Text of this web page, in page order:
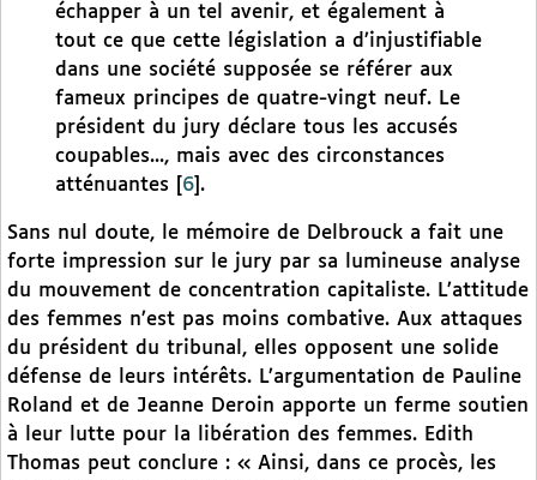
échapper à un tel avenir, et également à
tout ce que cette législation a d’injustifiable
dans une société supposée se référer aux
fameux principes de quatre-vingt neuf. Le
président du jury déclare tous les accusés
coupables..., mais avec des circonstances
atténuantes
6 .
Sans nul doute, le mémoire de Delbrouck a fait une
forte impression sur le jury par sa lumineuse analyse
du mouvement de concentration capitaliste. L’attitude
des femmes n’est pas moins combative. Aux attaques
du président du tribunal, elles opposent une solide
défense de leurs intérêts. L’argumentation de Pauline
Roland et de Jeanne Deroin apporte un ferme soutien
à leur lutte pour la libération des femmes. Edith
Thomas peut conclure : « Ainsi, dans ce procès, les